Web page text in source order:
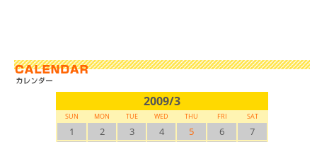
2009/3
SUN MON TUE WED THU FRI SAT
1 2 3 4 5 6
7